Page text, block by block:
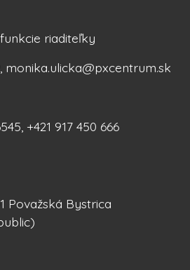
riaditeľky
monika.ulicka@pxcentrum.sk
+421 917 450 666
Považská Bystrica